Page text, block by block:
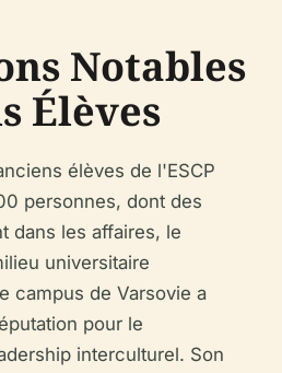
Notables
Élèves
élèves de l'ESCP
personnes, dont des
dans les affaires, le
universitaire
campus de Varsovie a
pour le
interculturel. Son